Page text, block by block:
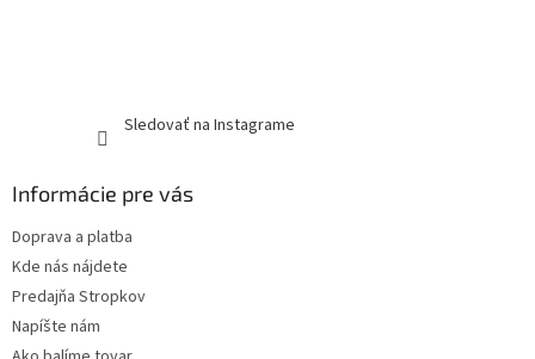
Sledovať na Instagrame
Informácie pre vás
Doprava a platba
Kde nás nájdete
Predajňa Stropkov
Napíšte nám